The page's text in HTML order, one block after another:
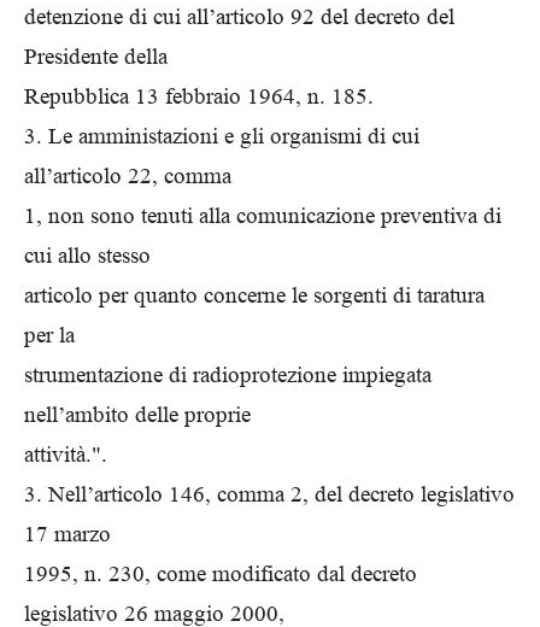
detenzione di cui all’articolo 92 del decreto del
Presidente della
Repubblica 13 febbraio 1964, n. 185.
3. Le amministazioni e gli organismi di cui
all’articolo 22, comma
1, non sono tenuti alla comunicazione preventiva di
cui allo stesso
articolo per quanto concerne le sorgenti di taratura
per la
strumentazione di radioprotezione impiegata
nell’ambito delle proprie
attività.".
3. Nell’articolo 146, comma 2, del decreto legislativo
17 marzo
1995, n. 230, come modificato dal decreto
legislativo 26 maggio 2000,